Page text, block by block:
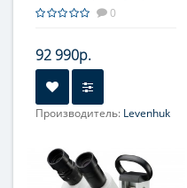
0
92 990р.
Производитель: Levenhuk
(панкратический)
Увеличение, крат:7-45